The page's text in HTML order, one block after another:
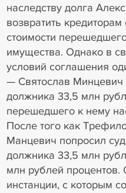
наследству долга
возвратить
стоимости
имущества. Однако в
условий соглашения
— Святослав Минцевич
должника 33,5 млн
перешедшего к нему
После того как
Манцевич попросил
должника 33,5 млн
млн рублей процентов.
инстанции, с которым